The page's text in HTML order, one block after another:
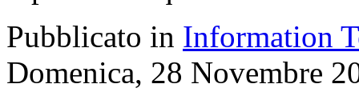
Pubblicato in Information
Domenica, 28 Novembre